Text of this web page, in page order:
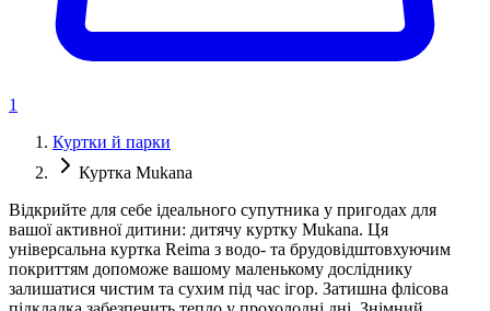
1
Куртки й парки
Куртка Mukana
Відкрийте для себе ідеального супутника у пригодах для
вашої активної дитини: дитячу куртку Mukana. Ця
універсальна куртка Reima з водо- та брудовідштовхуючим
покриттям допоможе вашому маленькому досліднику
залишатися чистим та сухим під час ігор. Затишна флісова